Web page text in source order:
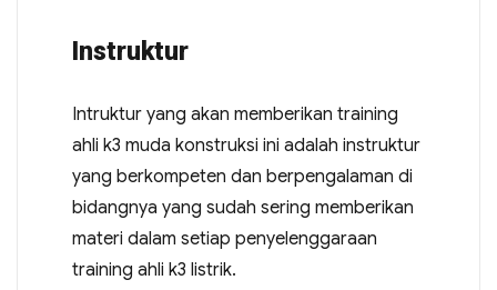
Instruktur
Intruktur yang akan memberikan training
ahli k3 muda konstruksi ini adalah instruktur
yang berkompeten dan berpengalaman di
bidangnya yang sudah sering memberikan
materi dalam setiap penyelenggaraan
training ahli k3 listrik.